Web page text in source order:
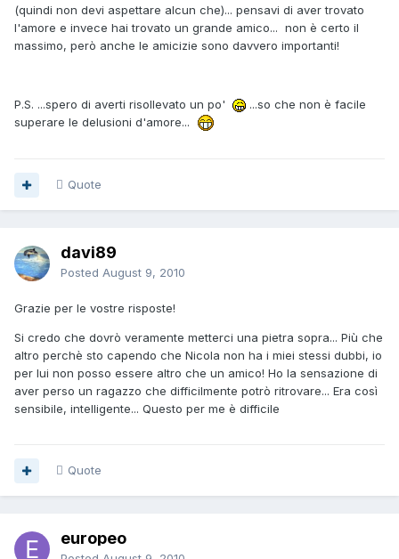
(quindi non devi aspettare alcun che)... pensavi di aver trovato
l'amore e invece hai trovato un grande amico... non è certo il
massimo, però anche le amicizie sono davvero importanti!
P.S. ...spero di averti risollevato un po'
...so che non è facile
superare le delusioni d'amore...
Quote
davi89
Posted August 9, 2010
Grazie per le vostre risposte!
Si credo che dovrò veramente metterci una pietra sopra... Più che
altro perchè sto capendo che Nicola non ha i miei stessi dubbi, io
per lui non posso essere altro che un amico! Ho la sensazione di
aver perso un ragazzo che difficilmente potrò ritrovare... Era così
sensibile, intelligente... Questo per me è difficile
Quote
europeo